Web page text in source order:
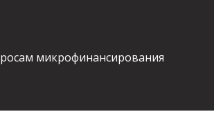
микрофинансирования